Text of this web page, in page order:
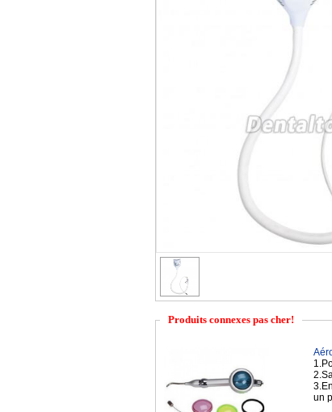
Produits connexes pas cher!
un